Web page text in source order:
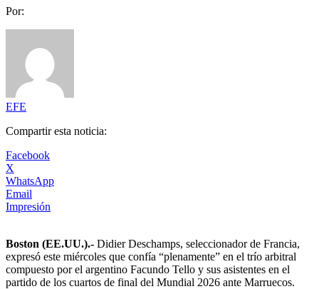
Por:
EFE
Compartir esta noticia:
Facebook
X
WhatsApp
Email
Impresión
Boston (EE.UU.).- Didier Deschamps, seleccionador de Francia,
expresó este miércoles que confía “plenamente” en el trío arbitral
compuesto por el argentino Facundo Tello y sus asistentes en el
partido de los cuartos de final del Mundial 2026 ante Marruecos.